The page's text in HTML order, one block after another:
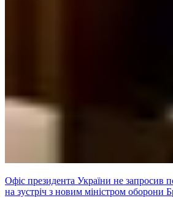
Офіс президента України не запросив
на зустріч з новим міністром оборони